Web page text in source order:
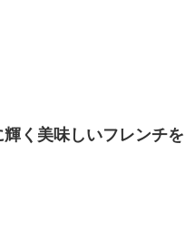
く美味しいフレンチを